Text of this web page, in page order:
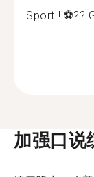
Sport ! ⚽️??
加强口说